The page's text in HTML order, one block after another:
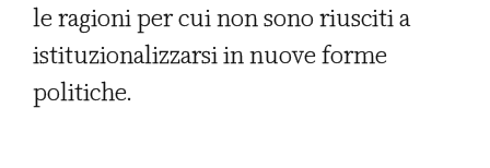
le ragioni per cui non sono riusciti a
istituzionalizzarsi in nuove forme
politiche.